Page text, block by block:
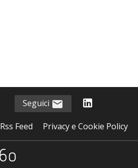
Seguici
Rss Feed Privacy e Cookie Policy